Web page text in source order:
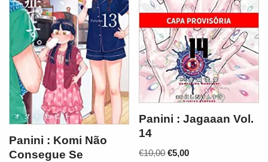
Panini : Komi Não
Consegue Se
Panini : Jagaaan Vol.
14
€10,00 €5,00